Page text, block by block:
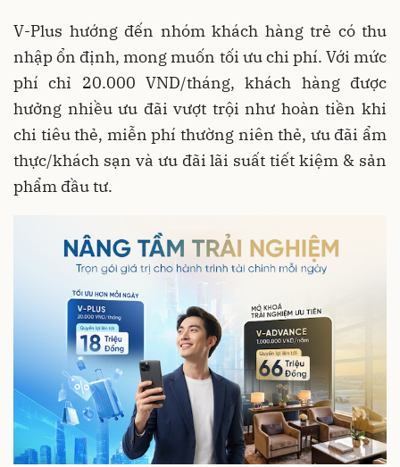
V-Plus hướng đến nhóm khách hàng trẻ có thu
nhập ổn định, mong muốn tối ưu chi phí. Với mức
phí chỉ 20.000 VND/tháng, khách hàng được
hưởng nhiều ưu đãi vượt trội như hoàn tiền khi
chi tiêu thẻ, miễn phí thường niên thẻ, ưu đãi ẩm
thực/khách sạn và ưu đãi lãi suất tiết kiệm & sản
phẩm đầu tư.